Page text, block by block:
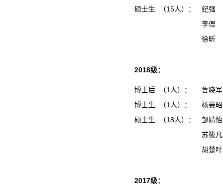
硕士生 （15人）：
纪强
李偲
徐昕
2018级：
博士后 （1人）：
鲁晓军
博士生 （1人）：
杨赛昭
硕士生 （18人）：
邹婧
苏筱
胡楚
2017级：